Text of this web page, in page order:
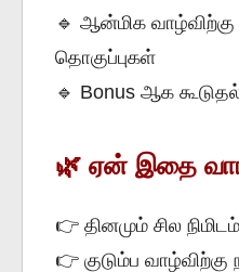
🔹 ஆன்மிக வாழ்விற்கு
தொகுப்புகள்
🔹 Bonus ஆக
🌿 ஏன் இதை
👉 தினமும் சில
👉 குடும்ப